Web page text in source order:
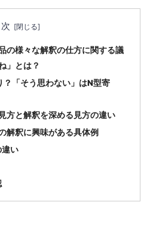
次
の様々な解釈の仕方に関する議
」とは？
？「そう思わない」はN型寄
方と解釈を深める見方の違い
解釈に興味がある具体例
違い